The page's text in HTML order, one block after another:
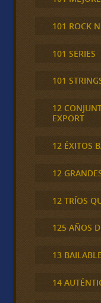
101 ROCK
101 SERIES
101
12
EXPORT
12 ÉXITOS
12
12 TRÍOS
125 AÑOS
13
14